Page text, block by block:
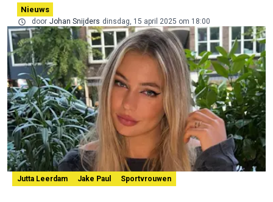
Nieuws
door Johan Snijders dinsdag, 15 april 2025 om 18:00
Jutta Leerdam Jake Paul Sportvrouwen